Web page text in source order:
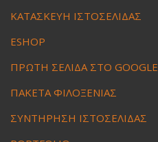
ΚΑΤΑΣΚΕΥΗ ΙΣΤΟΣΕΛΙΔΑΣ
ESHOP
ΠΡΩΤΗ ΣΕΛΙΔΑ ΣΤΟ GOOGLE
ΠΑΚΕΤΑ ΦΙΛΟΞΕΝΙΑΣ
ΣΥΝΤΗΡΗΣΗ ΙΣΤΟΣΕΛΙΔΑΣ